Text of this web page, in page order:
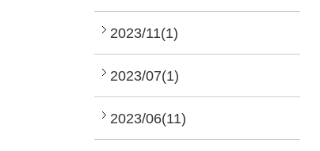
2023/11(1)
2023/07(1)
2023/06(11)